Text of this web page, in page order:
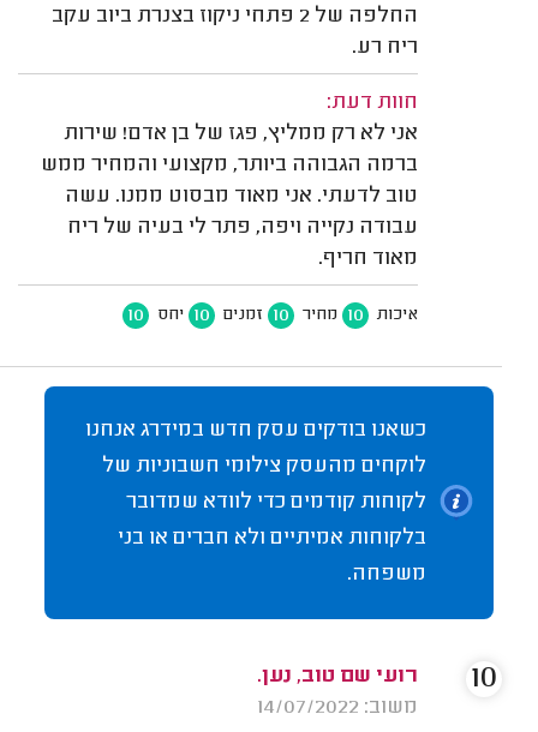
החלפה של 2 פתחי ניקוז בצנרת ביוב עקב
ריח רע.
חוות דעת:
אני לא רק ממליץ, פגז של בן אדם! שירות
ברמה הגבוהה ביותר, מקצועי והמחיר ממש
טוב לדעתי. אני מאוד מבסוט ממנו. עשה
עבודה נקייה ויפה, פתר לי בעיה של ריח
מאוד חריף.
איכות 10 מחיר 10 זמנים 10 יחס 10
כשאנו בודקים עסק חדש במידרג אנחנו
לוקחים מהעסק צילומי חשבוניות של
לקוחות קודמים כדי לוודא שמדובר
בלקוחות אמיתיים ולא חברים או בני
משפחה.
רועי שם טוב, נען.
משוב: 14/07/2022
10